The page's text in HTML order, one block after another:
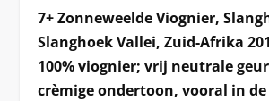
7+ Zonneweelde Viognier,
Slanghoek Vallei, Zuid-Afrika
100% viognier; vrij neutrale
crèmige ondertoon, vooral in